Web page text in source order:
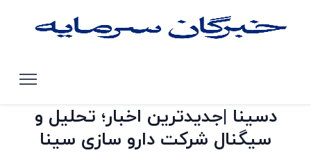
دسینا |جدیدترین اخبار؛ تحلیل و
سیگنال شرکت دارو سازی سینا